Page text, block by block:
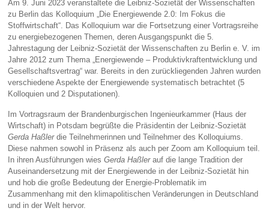
Am 9. Juni 2023 veranstaltete die Leibniz-Sozietät der Wissenschaften
zu Berlin das Kolloquium „Die Energiewende 2.0: Im Fokus die
Stoffwirtschaft“. Das Kolloquium war die Fortsetzung einer Vortragsreihe
zu energiebezogenen Themen, deren Ausgangspunkt die 5.
Jahrestagung der Leibniz-Sozietät der Wissenschaften zu Berlin e. V. im
Jahre 2012 zum Thema „Energiewende – Produktivkraftentwicklung und
Gesellschaftsvertrag“ war. Bereits in den zurückliegenden Jahren wurden
verschiedene Aspekte der Energiewende systematisch betrachtet (5
Kolloquien und 2 Disputationen).
Im Vortragsraum der Brandenburgischen Ingenieurkammer (Haus der
Wirtschaft) in Potsdam begrüßte die Präsidentin der Leibniz-Sozietät
Gerda Haßlerdie Teilnehmerinnen und Teilnehmer des Kolloquiums.
Diese nahmen sowohl in Präsenz als auch per Zoom am Kolloquium teil.
In ihren Ausführungen wiesGerda Haßlerauf die lange Tradition der
Auseinandersetzung mit der Energiewende in der Leibniz-Sozietät hin
und hob die große Bedeutung der Energie-Problematik im
Zusammenhang mit den klimapolitischen Veränderungen in Deutschland
und in der Welt hervor.